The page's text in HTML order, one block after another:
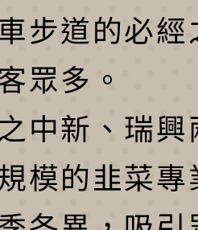
步道的必經
眾多。
中新、瑞興
模的韭菜專